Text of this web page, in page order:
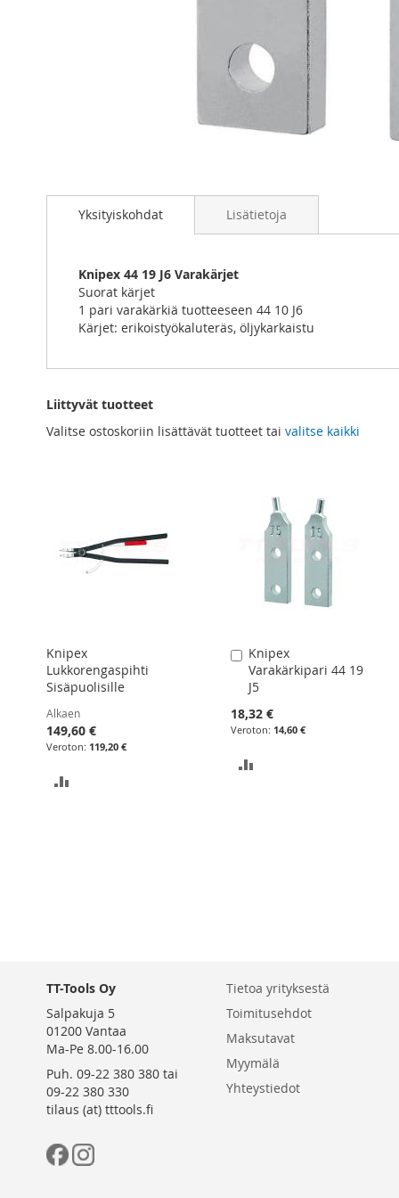
to
images
gallery
Yksityiskohdat
Knipex 44 19 J6 Varakärjet
Suorat kärjet
1 pari varakärkiä tuotteeseen 44 10 J6
Kärjet: erikoistyökaluteräs, öljykarkaistu
Lisätietoja
Liittyvät tuotteet
Valitse ostoskoriin lisättävät tuotteet tai valitse kaikki
Knipex
Lukkorengaspihti
Sisäpuolisille
Alkaen
149,60 €
119,20 €
Knipex
Varakärkipari 44 19
J5
18,32 €
14,60 €
Lisää
ostoskoriin
TT-Tools Oy
Salpakuja 5
01200 Vantaa
Ma-Pe 8.00-16.00
Puh. 09-22 380 380 tai
09-22 380 330
tilaus (at) tttools.fi
Tietoa yrityksestä
Toimitusehdot
Maksutavat
Myymälä
Yhteystiedot